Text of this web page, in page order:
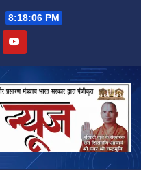
8:18:07 PM